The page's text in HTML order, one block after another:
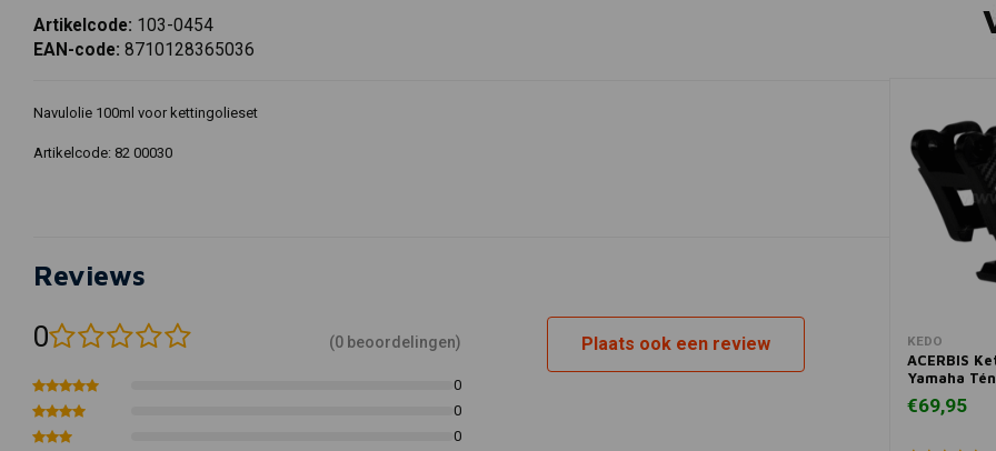
Artikelcode: 103-0454
EAN-code: 8710128365036
Navulolie 100ml voor kettingolieset
Artikelcode: 82 00030
Reviews
0 (0 beoordelingen)
0
0
0
Plaats ook een review KEDO
ACERBIS
Yamaha
€69,95